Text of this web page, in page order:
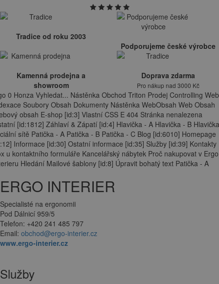
Tradice od roku 2003
Podporujeme české výrobce
Kamenná prodejna a
showroom
Doprava zdarma
Pro nákup nad 3000 Kč
0 Honza Vyhledat... Nástěnka Obchod Triton Prodej Controlling Web
Soubory Obsah Dokumenty Nástěnka WebObsah Web Obsah
obsah E-shop [id:3] Vlastní CSS E 404 Stránka nenalezena
[id:1812] Záhlaví & Zápatí [id:4] Hlavička - A Hlavička - B
sítě Patička - A Patička - B Patička - C Blog [id:6010] Homepage
Informace [id:30] Ostatní informace [id:35] Služby [id:39] Kontakty
u kontaktního formuláře Kancelářský nábytek Proč nakupovat v Ergo
Hledání Mailové šablony [id:8] Úpravit bohatý text Patička - A
ERGO INTERIER
Specialisté na ergonomii
Pod Dálnicí 959/5
Telefon: +420 241 485 797
Email: obchod@ergo-interier.cz
www.ergo-interier.cz
Služby